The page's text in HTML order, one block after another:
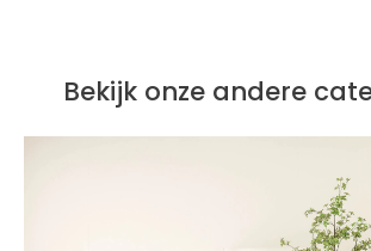
Bekijk onze andere